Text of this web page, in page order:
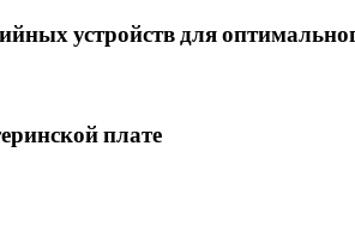
устройств для
плате